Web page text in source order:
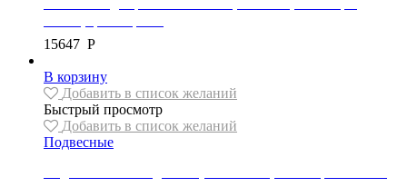
15647 Р
В корзину
Добавить в список желаний
Быстрый просмотр
Добавить в список желаний
Подвесные